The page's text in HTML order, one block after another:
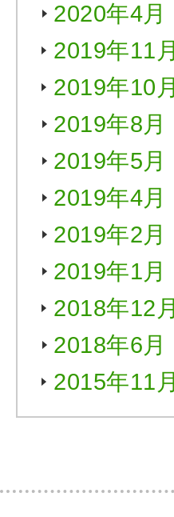
2020年4月
2019年11月
2019年10月
2019年8月
2019年5月
2019年4月
2019年2月
2019年1月
2018年12月
2018年6月
2015年11月